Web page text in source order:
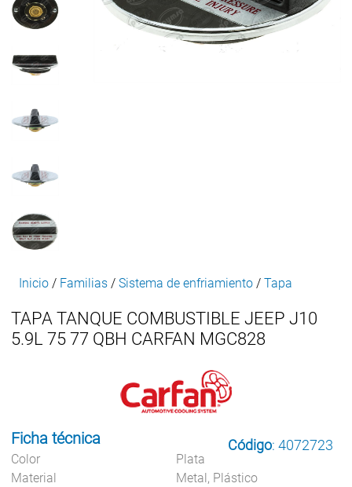
Inicio / Familias / Sistema de enfriamiento / Tapa
TAPA TANQUE COMBUSTIBLE JEEP J10
5.9L 75 77 QBH CARFAN MGC828
Código: 4072723
Ficha técnica
Color
Plata
Material
Metal, Plástico